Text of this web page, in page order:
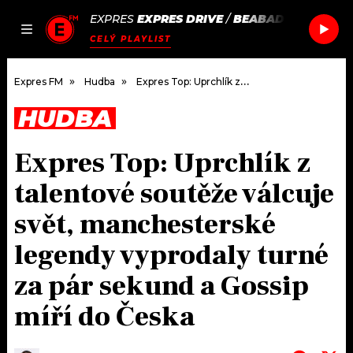
JAK
SEZNAM.CZ
EXPRES EXPRES DRIVE/BEABADOOBEE
CELÝ PLAYLIST
DOMŮ
ČLÁNKY
HUDBA
ROZHOVORY
#NEBUDUDOMA
PODCASTY
JAK NALADIT
RÁDIO
APLIKACE
Expres FM Hudba Expres Top: Uprchlík z talentové soutěže válcuje svět, manchesterské legendy vyprodaly turné za pár sekund a Gossip míří do Česka
HUDBA
Expres Top: Uprchlík z
talentové soutěže válcuje
svět, manchesterské
legendy vyprodaly turné
za pár sekund a Gossip
míří do Česka